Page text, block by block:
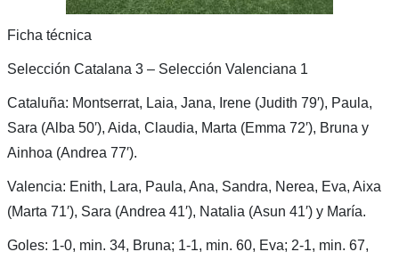
Ficha técnica
Selección Catalana 3 – Selección Valenciana 1
Cataluña: Montserrat, Laia, Jana, Irene (Judith 79′), Paula,
Sara (Alba 50′), Aida, Claudia, Marta (Emma 72′), Bruna y
Ainhoa (Andrea 77′).
Valencia: Enith, Lara, Paula, Ana, Sandra, Nerea, Eva, Aixa
(Marta 71′), Sara (Andrea 41′), Natalia (Asun 41′) y María.
Goles: 1-0, min. 34, Bruna; 1-1, min. 60, Eva; 2-1, min. 67,